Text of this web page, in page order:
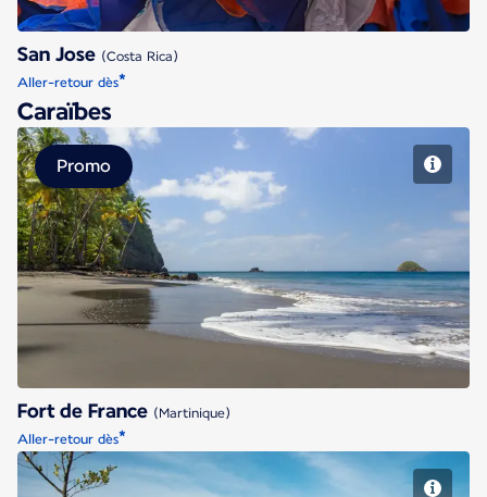
San Jose (Costa Rica)
Aller-retour dès*
Caraïbes
Fort de France
Promo
Fort de France (Martinique)
Aller-retour dès*